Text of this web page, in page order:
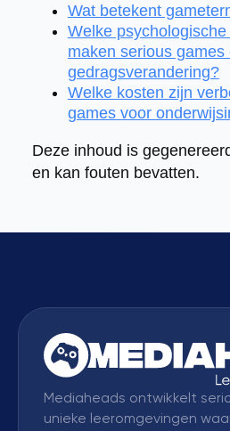
Wat betekent
Welke
maken serious games
gedragsverandering?
Welke kosten zijn
games voor
Deze inhoud is
en kan fouten bevatten.
Mediaheads ontwikkelt
unieke leeromgevingen